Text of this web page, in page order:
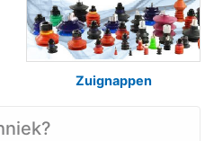
Zuignappen